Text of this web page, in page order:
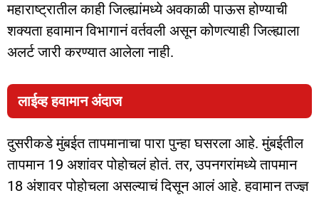
महाराष्ट्रातील काही जिल्ह्यांमध्ये अवकाळी पाऊस होण्याची
शक्यता हवामान विभागानं वर्तवली असून कोणत्याही जिल्ह्याला
अलर्ट जारी करण्यात आलेला नाही.
लाईव्ह हवामान अंदाज
दुसरीकडे मुंबईत तापमानाचा पारा पुन्हा घसरला आहे. मुंबईतील
तापमान 19 अशांवर पोहोचलं होतं. तर, उपनगरांमध्ये तापमान
18 अंशावर पोहोचला असल्याचं दिसून आलं आहे. हवामान तज्ज्ञ